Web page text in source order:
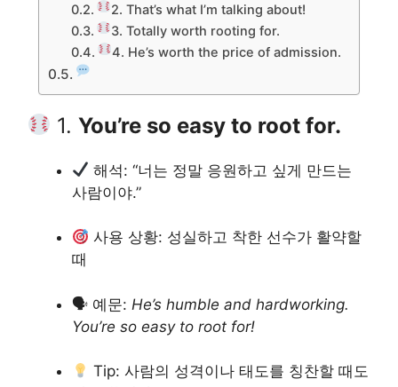
2. That’s what I’m talking about!
3. Totally worth rooting for.
4. He’s worth the price of admission.
1.You’re so easy to root for.
해석: “너는 정말 응원하고 싶게 만드는
사람이야.”
사용 상황: 성실하고 착한 선수가 활약할
때
🗣 예문: He’s humble and hardworking.
You’re so easy to root for!
Tip: 사람의 성격이나 태도를 칭찬할 때도